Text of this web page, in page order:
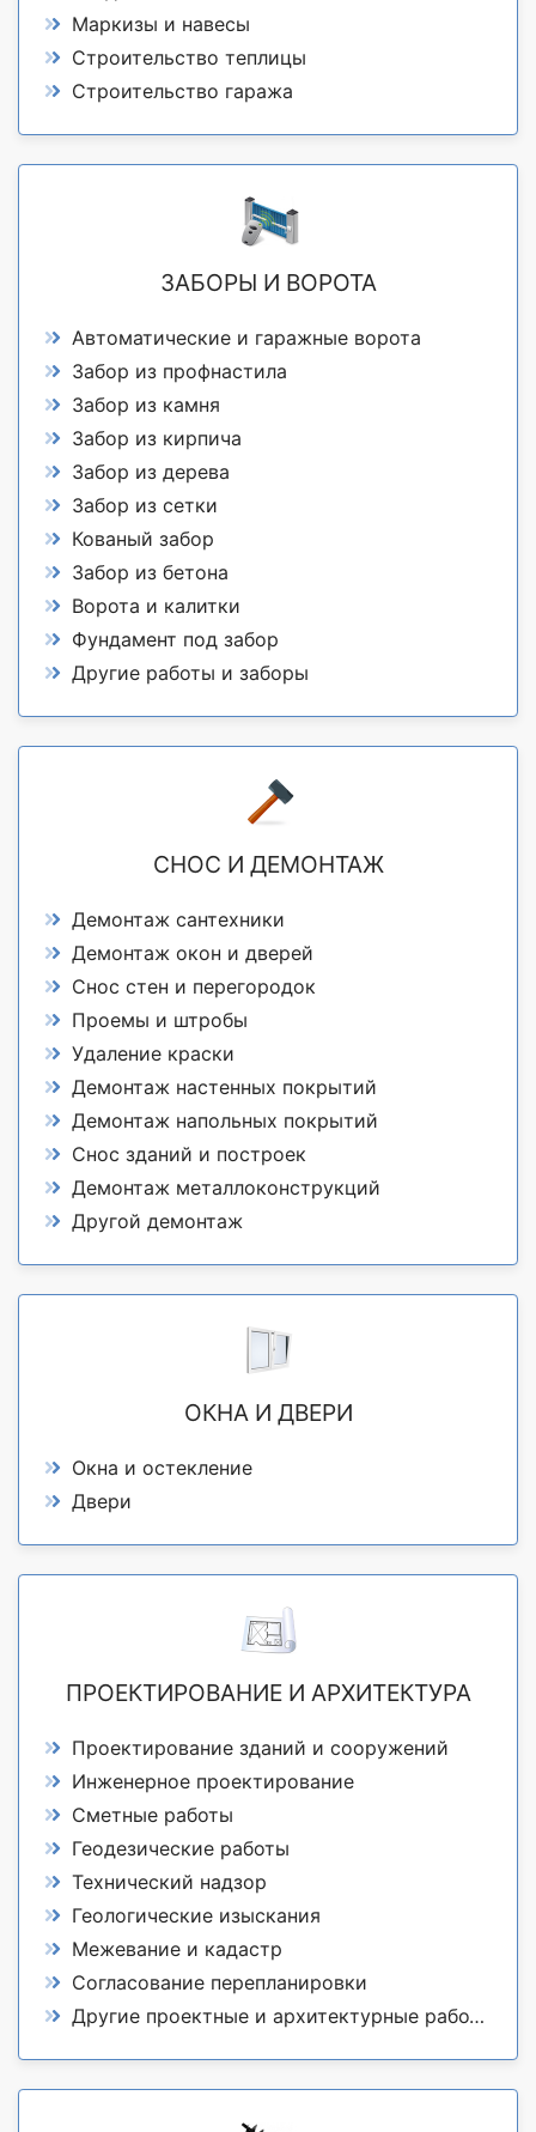
Маркизы и навесы
Строительство теплицы
Строительство гаража
ЗАБОРЫ И ВОРОТА
Автоматические и гаражные ворота
Забор из профнастила
Забор из камня
Забор из кирпича
Забор из дерева
Забор из сетки
Кованый забор
Забор из бетона
Ворота и калитки
Фундамент под забор
Другие работы и заборы
СНОС И ДЕМОНТАЖ
Демонтаж сантехники
Демонтаж окон и дверей
Снос стен и перегородок
Проемы и штробы
Удаление краски
Демонтаж настенных покрытий
Демонтаж напольных покрытий
Снос зданий и построек
Демонтаж металлоконструкций
Другой демонтаж
ОКНА И ДВЕРИ
Окна и остекление
Двери
ПРОЕКТИРОВАНИЕ И АРХИТЕКТУРА
Проектирование зданий и сооружений
Инженерное проектирование
Сметные работы
Геодезические работы
Технический надзор
Геологические изыскания
Межевание и кадастр
Согласование перепланировки
Другие проектные и архитектурные работы